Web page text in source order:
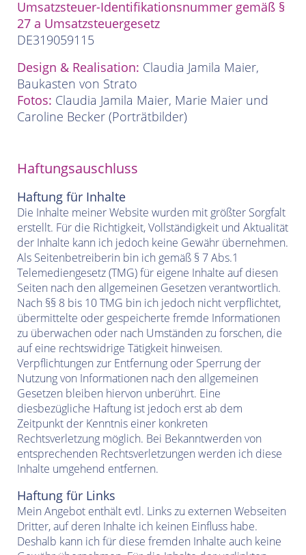
Umsatzsteuer-Identifikationsnummer gemäß §
27 a Umsatzsteuergesetz
DE319059115
Design & Realisation: Claudia Jamila Maier,
Baukasten von Strato
Fotos: Claudia Jamila Maier, Marie Maier und
Caroline Becker (Porträtbilder)
Haftungsauschluss
Haftung für Inhalte
Die Inhalte meiner Website wurden mit größter Sorgfalt
erstellt. Für die Richtigkeit, Vollständigkeit und Aktualität
der Inhalte kann ich jedoch keine Gewähr übernehmen.
Als Seitenbetreiberin bin ich gemäß § 7 Abs.1
Telemediengesetz (TMG) für eigene Inhalte auf diesen
Seiten nach den allgemeinen Gesetzen verantwortlich.
Nach §§ 8 bis 10 TMG bin ich jedoch nicht verpflichtet,
übermittelte oder gespeicherte fremde Informationen
zu überwachen oder nach Umständen zu forschen, die
auf eine rechtswidrige Tätigkeit hinweisen.
Verpflichtungen zur Entfernung oder Sperrung der
Nutzung von Informationen nach den allgemeinen
Gesetzen bleiben hiervon unberührt. Eine
diesbezügliche Haftung ist jedoch erst ab dem
Zeitpunkt der Kenntnis einer konkreten
Rechtsverletzung möglich. Bei Bekanntwerden von
entsprechenden Rechtsverletzungen werden ich diese
Inhalte umgehend entfernen.
Haftung für Links
Mein Angebot enthält evtl. Links zu externen Webseiten
Dritter, auf deren Inhalte ich keinen Einfluss habe.
Deshalb kann ich für diese fremden Inhalte auch keine